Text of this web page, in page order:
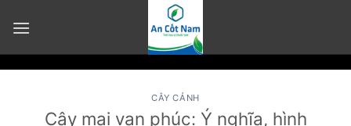
CÂY CẢNH
Cây mai vạn phúc: Ý nghĩa, hình